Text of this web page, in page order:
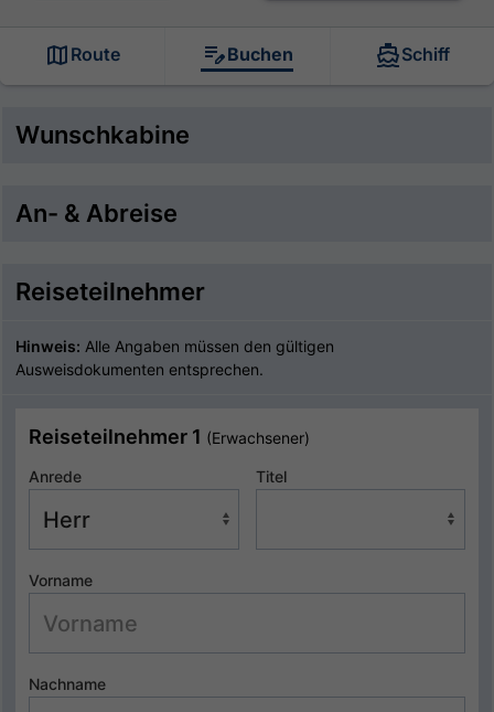
Route Buchen Schiff
Wunschkabine
An- & Abreise
Reiseteilnehmer
Hinweis: Alle Angaben müssen den gültigen
Ausweisdokumenten entsprechen.
Reiseteilnehmer 1 (Erwachsener)
Anrede Titel
Vorname
Nachname